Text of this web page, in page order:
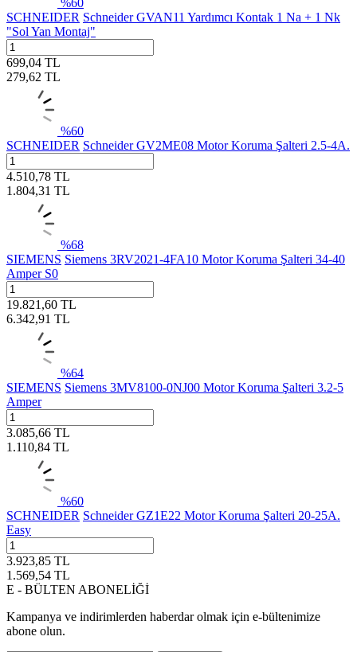
SCHNEIDER Schneider GVAN11 Yardımcı Kontak 1 Na + 1 Nk
"Sol Yan Montaj"
699,04 TL
279,62 TL
%60
SCHNEIDER Schneider GV2ME08 Motor Koruma Şalteri 2.5-4A.
4.510,78 TL
1.804,31 TL
%68
SIEMENS Siemens 3RV2021-4FA10 Motor Koruma Şalteri 34-40
Amper S0
19.821,60 TL
6.342,91 TL
%64
SIEMENS Siemens 3MV8100-0NJ00 Motor Koruma Şalteri 3.2-5
Amper
3.085,66 TL
1.110,84 TL
%60
SCHNEIDER Schneider GZ1E22 Motor Koruma Şalteri 20-25A.
Easy
3.923,85 TL
1.569,54 TL
E - BÜLTEN ABONELİĞİ
Kampanya ve indirimlerden haberdar olmak için e-bültenimize
abone olun.